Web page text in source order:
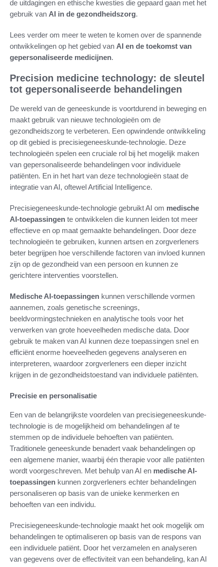
de uitdagingen en ethische kwesties die gepaard gaan met het
gebruik van AI in de gezondheidszorg.
Lees verder om meer te weten te komen over de spannende
ontwikkelingen op het gebied van AI en de toekomst van
gepersonaliseerde medicijnen.
Precision medicine technology: de sleutel
tot gepersonaliseerde behandelingen
De wereld van de geneeskunde is voortdurend in beweging en
maakt gebruik van nieuwe technologieën om de
gezondheidszorg te verbeteren. Een opwindende ontwikkeling
op dit gebied is precisiegeneeskunde-technologie. Deze
technologieën spelen een cruciale rol bij het mogelijk maken
van gepersonaliseerde behandelingen voor individuele
patiënten. En in het hart van deze technologieën staat de
integratie van AI, oftewel Artificial Intelligence.
Precisiegeneeskunde-technologie gebruikt AI om medische
AI-toepassingen te ontwikkelen die kunnen leiden tot meer
effectieve en op maat gemaakte behandelingen. Door deze
technologieën te gebruiken, kunnen artsen en zorgverleners
beter begrijpen hoe verschillende factoren van invloed kunnen
zijn op de gezondheid van een persoon en kunnen ze
gerichtere interventies voorstellen.
Medische AI-toepassingen kunnen verschillende vormen
aannemen, zoals genetische screenings,
beeldvormingstechnieken en analytische tools voor het
verwerken van grote hoeveelheden medische data. Door
gebruik te maken van AI kunnen deze toepassingen snel en
efficiënt enorme hoeveelheden gegevens analyseren en
interpreteren, waardoor zorgverleners een dieper inzicht
krijgen in de gezondheidstoestand van individuele patiënten.
Precisie en personalisatie
Een van de belangrijkste voordelen van precisiegeneeskunde-
technologie is de mogelijkheid om behandelingen af te
stemmen op de individuele behoeften van patiënten.
Traditionele geneeskunde benadert vaak behandelingen op
een algemene manier, waarbij één therapie voor alle patiënten
wordt voorgeschreven. Met behulp van AI en medische AI-
toepassingen kunnen zorgverleners echter behandelingen
personaliseren op basis van de unieke kenmerken en
behoeften van een individu.
Precisiegeneeskunde-technologie maakt het ook mogelijk om
behandelingen te optimaliseren op basis van de respons van
een individuele patiënt. Door het verzamelen en analyseren
van gegevens over de effectiviteit van een behandeling, kan AI